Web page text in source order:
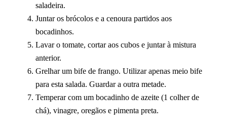
saladeira.
Juntar os brócolos e a cenoura partidos aos
bocadinhos.
Lavar o tomate, cortar aos cubos e juntar à mistura
anterior.
Grelhar um bife de frango. Utilizar apenas meio bife
para esta salada. Guardar a outra metade.
Temperar com um bocadinho de azeite (1 colher de
chá), vinagre, oregãos e pimenta preta.